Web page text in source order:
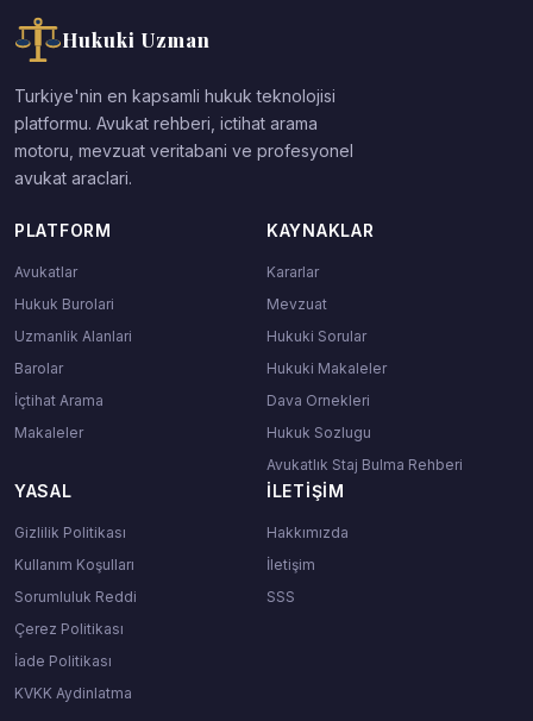
Hukuki Uzman
Turkiye'nin en kapsamli hukuk teknolojisi
platformu. Avukat rehberi, ictihat arama
motoru, mevzuat veritabani ve profesyonel
avukat araclari.
PLATFORM
Avukatlar
Hukuk Burolari
Uzmanlik Alanlari
Barolar
İçtihat Arama
Makaleler
KAYNAKLAR
Kararlar
Mevzuat
Hukuki Sorular
Hukuki Makaleler
Dava Ornekleri
Hukuk Sozlugu
Avukatlık Staj Bulma Rehberi
YASAL
Gizlilik Politikası
Kullanım Koşulları
Sorumluluk Reddi
Çerez Politikası
İade Politikası
KVKK Aydinlatma
İLETIŞIM
Hakkımızda
İletişim
SSS